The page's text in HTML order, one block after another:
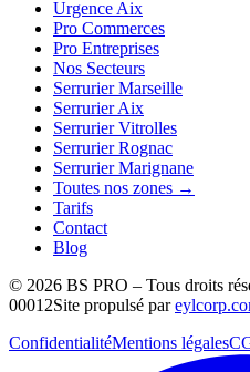
Urgence Aix
Pro Commerces
Pro Entreprises
Nos Secteurs
Serrurier Marseille
Serrurier Aix
Serrurier Vitrolles
Serrurier Rognac
Serrurier Marignane
Toutes nos zones →
Tarifs
Contact
Blog
© 2026 BS PRO – Tous droits
00012Site propulsé par
ConfidentialitéMentions légales